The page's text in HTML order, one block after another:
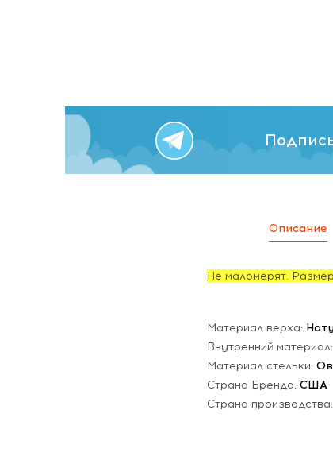
Описание
Не маломерят.
Материал верха:
Внутренний материал:
Материал стельки:
Страна Бренда: США
Страна производства: